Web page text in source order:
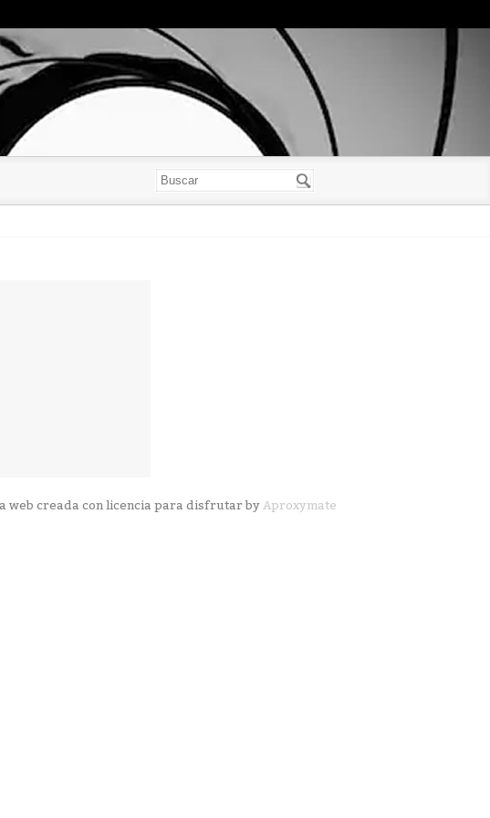
web creada con licencia para disfrutar by Aproxymate